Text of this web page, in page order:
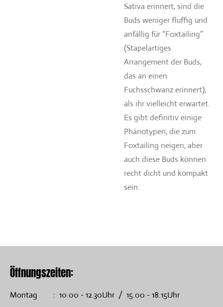
Sativa erinnert, sind die
Buds weniger fluffig und
anfällig für “Foxtailing”
(Stapelartiges
Arrangement der Buds,
das an einen
Fuchsschwanz erinnert),
als ihr vielleicht erwartet.
Es gibt definitiv einige
Phänotypen, die zum
Foxtailing neigen, aber
auch diese Buds können
recht dicht und kompakt
sein.
Öffnungszeiten:
Montag : 10.00 - 12.30Uhr / 15.00 - 18.15Uhr